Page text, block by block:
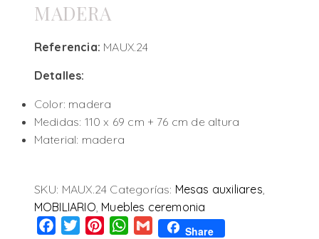
MADERA
Referencia: MAUX.24
Detalles:
Color: madera
Medidas: 110 x 69 cm + 76 cm de altura
Material: madera
SKU: MAUX.24 Categorías: Mesas auxiliares,
MOBILIARIO, Muebles ceremonia
Facebook
TwitterPinterestWhatsApp
Gmail Share